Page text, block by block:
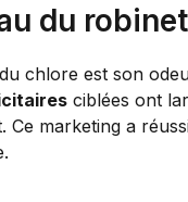
du robinet
chlore est son
ciblées ont
Ce marketing a